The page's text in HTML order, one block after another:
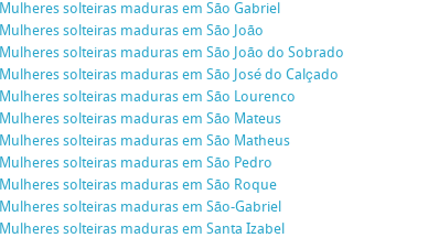
Mulheres solteiras maduras em São Gabriel
Mulheres solteiras maduras em São João
Mulheres solteiras maduras em São João do Sobrado
Mulheres solteiras maduras em São José do Calçado
Mulheres solteiras maduras em São Lourenco
Mulheres solteiras maduras em São Mateus
Mulheres solteiras maduras em São Matheus
Mulheres solteiras maduras em São Pedro
Mulheres solteiras maduras em São Roque
Mulheres solteiras maduras em São-Gabriel
Mulheres solteiras maduras em Santa Izabel